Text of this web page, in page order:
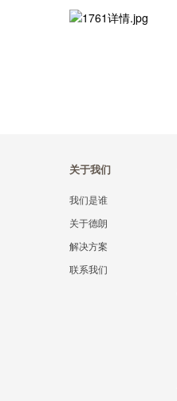
关于我们
我们是谁
关于德朗
解决方案
联系我们